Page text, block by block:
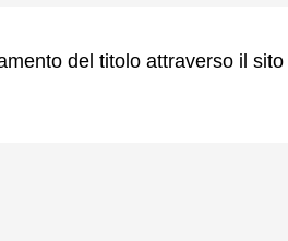
del titolo attraverso il sito